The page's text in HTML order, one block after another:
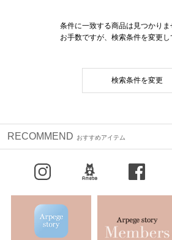
条件に一致する商品は見つかりま
お手数ですが、検索条件を変更し
検索条件を変更
RECOMMEND おすすめアイテム